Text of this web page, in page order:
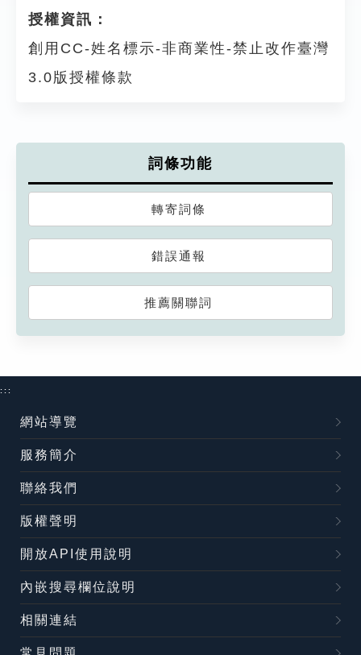
授權資訊：
創用CC-姓名標示-非商業性-禁止改作臺灣
3.0版授權條款
詞條功能
轉寄詞條
錯誤通報
推薦關聯詞
:::
網站導覽
服務簡介
聯絡我們
版權聲明
開放API使用說明
內嵌搜尋欄位說明
相關連結